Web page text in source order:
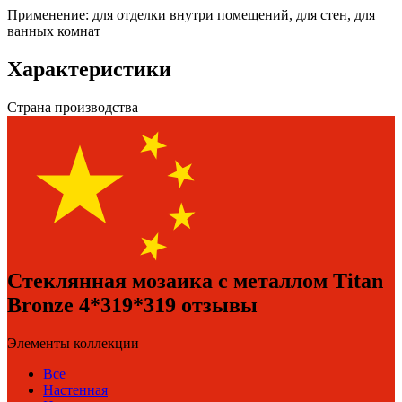
Применение: для отделки внутри помещений, для стен, для
ванных комнат
Характеристики
Страна производства
Стеклянная мозаика с металлом Titan
Bronze 4*319*319 отзывы
Элементы коллекции
Все
Настенная